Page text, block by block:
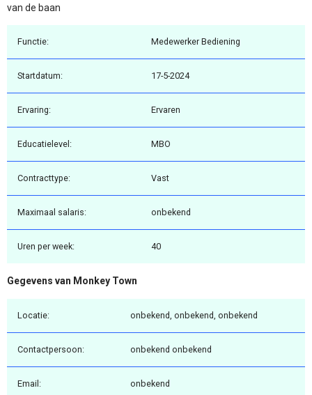
van de baan
Functie: Medewerker Bediening
Startdatum: 17-5-2024
Ervaring: Ervaren
Educatielevel: MBO
Contracttype: Vast
Maximaal salaris: onbekend
Uren per week: 40
Gegevens van Monkey Town
Locatie: onbekend, onbekend, onbekend
Contactpersoon: onbekend onbekend
Email: onbekend